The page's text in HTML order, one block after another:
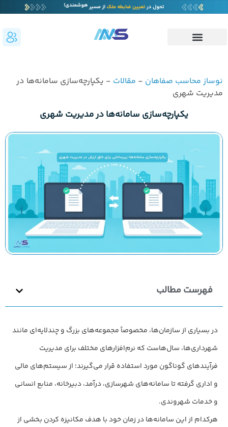
نوساز محاسب صفاهان - مقالات - یکپارچه‌سازی سامانه‌ها در
مدیریت شهری
یکپارچه‌سازی سامانه‌ها در مدیریت شهری
فهرست مطالب
در بسیاری از سازمان‌ها، مخصوصاً مجموعه‌های بزرگ و چندلایه‌ای مانند
شهرداری‌ها، سال‌هاست که نرم‌افزارهای مختلف برای مدیریت
فرآیندهای گوناگون مورد استفاده قرار می‌گیرند؛ از سیستم‌های مالی
و اداری گرفته تا سامانه‌های شهرسازی، درآمد، دبیرخانه، منابع انسانی
و خدمات شهروندی.
هرکدام از این سامانه‌ها در زمان خود با هدف مکانیزه کردن بخشی از